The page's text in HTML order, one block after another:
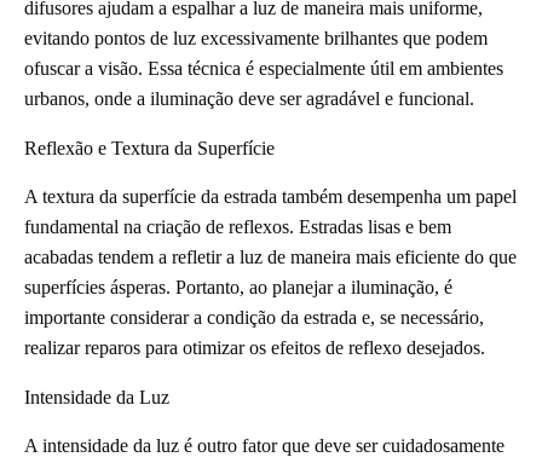
difusores ajudam a espalhar a luz de maneira mais uniforme,
evitando pontos de luz excessivamente brilhantes que podem
ofuscar a visão. Essa técnica é especialmente útil em ambientes
urbanos, onde a iluminação deve ser agradável e funcional.
Reflexão e Textura da Superfície
A textura da superfície da estrada também desempenha um papel
fundamental na criação de reflexos. Estradas lisas e bem
acabadas tendem a refletir a luz de maneira mais eficiente do que
superfícies ásperas. Portanto, ao planejar a iluminação, é
importante considerar a condição da estrada e, se necessário,
realizar reparos para otimizar os efeitos de reflexo desejados.
Intensidade da Luz
A intensidade da luz é outro fator que deve ser cuidadosamente